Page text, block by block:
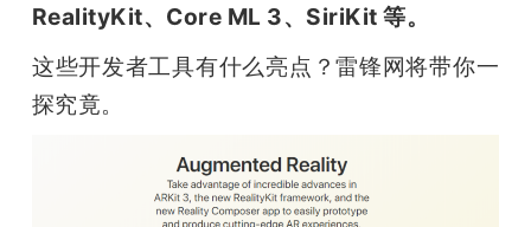
GAIR
专
RealityKit、Core ML 3、SiriKit 等。
这些开发者工具有什么亮点？雷锋网将带你一
探究竟。